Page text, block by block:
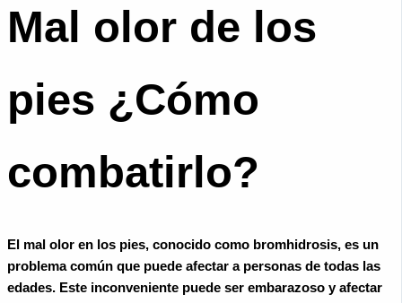
Mal olor de los
pies ¿Cómo
combatirlo?
El mal olor en los pies, conocido como bromhidrosis, es un
problema común que puede afectar a personas de todas las
edades. Este inconveniente puede ser embarazoso y afectar